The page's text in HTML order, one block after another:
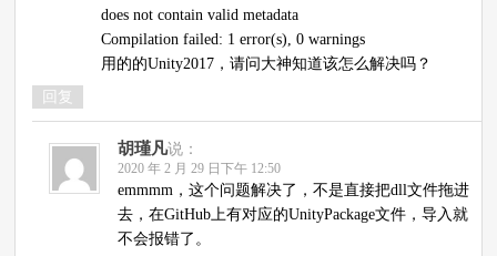
does not contain valid metadata
Compilation failed: 1 error(s), 0 warnings
用的的Unity2017，请问大神知道该怎么解决吗？
回复
胡瑾凡说：
2020 年 2 月 29 日下午 12:50
emmmm，这个问题解决了，不是直接把dll文件拖进
去，在GitHub上有对应的UnityPackage文件，导入就
不会报错了。